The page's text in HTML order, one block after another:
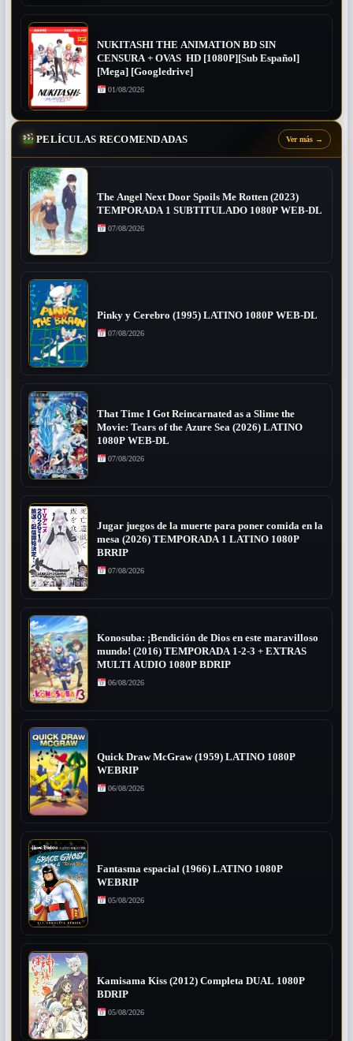
NUKITASHI THE ANIMATION BD SIN
CENSURA + OVAS HD [1080P][Sub Español]
[Mega] [Googledrive]
01/08/2026
PELÍCULAS RECOMENDADAS Ver más →
The Angel Next Door Spoils Me Rotten (2023)
TEMPORADA 1 SUBTITULADO 1080P WEB-DL
07/08/2026
Pinky y Cerebro (1995) LATINO 1080P WEB-DL
07/08/2026
That Time I Got Reincarnated as a Slime the
Movie: Tears of the Azure Sea (2026) LATINO
1080P WEB-DL
07/08/2026
Jugar juegos de la muerte para poner comida en la
mesa (2026) TEMPORADA 1 LATINO 1080P
BRRIP
07/08/2026
Konosuba: ¡Bendición de Dios en este maravilloso
mundo! (2016) TEMPORADA 1-2-3 + EXTRAS
MULTI AUDIO 1080P BDRIP
06/08/2026
Quick Draw McGraw (1959) LATINO 1080P
WEBRIP
06/08/2026
Fantasma espacial (1966) LATINO 1080P
WEBRIP
05/08/2026
Kamisama Kiss (2012) Completa DUAL 1080P
BDRIP
05/08/2026